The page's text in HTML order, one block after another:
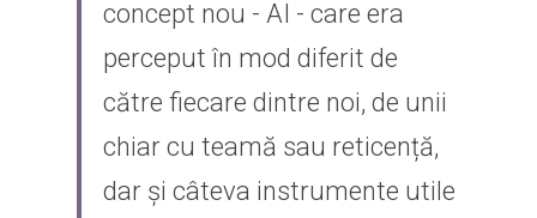
concept nou - AI - care era
perceput în mod diferit de
către fiecare dintre noi, de unii
chiar cu teamă sau reticență,
dar și câteva instrumente utile